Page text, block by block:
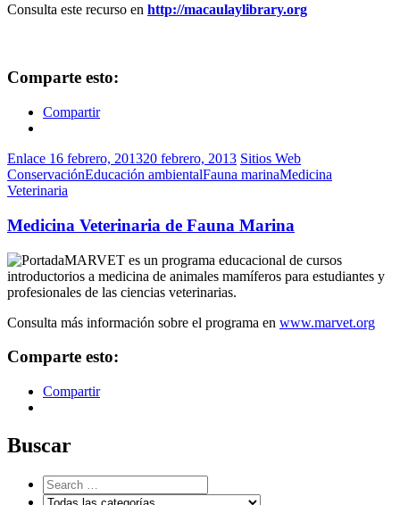
Consulta este recurso en http://macaulaylibrary.org
Comparte esto:
Compartir
Enlace 16 febrero, 201320 febrero, 2013 Sitios Web
ConservaciónEducación ambientalFauna marinaMedicina
Veterinaria
Medicina Veterinaria de Fauna Marina
MARVET es un programa educacional de cursos
introductorios a medicina de animales mamíferos para estudiantes y
profesionales de las ciencias veterinarias.
Consulta más información sobre el programa en www.marvet.org
Comparte esto:
Compartir
Buscar